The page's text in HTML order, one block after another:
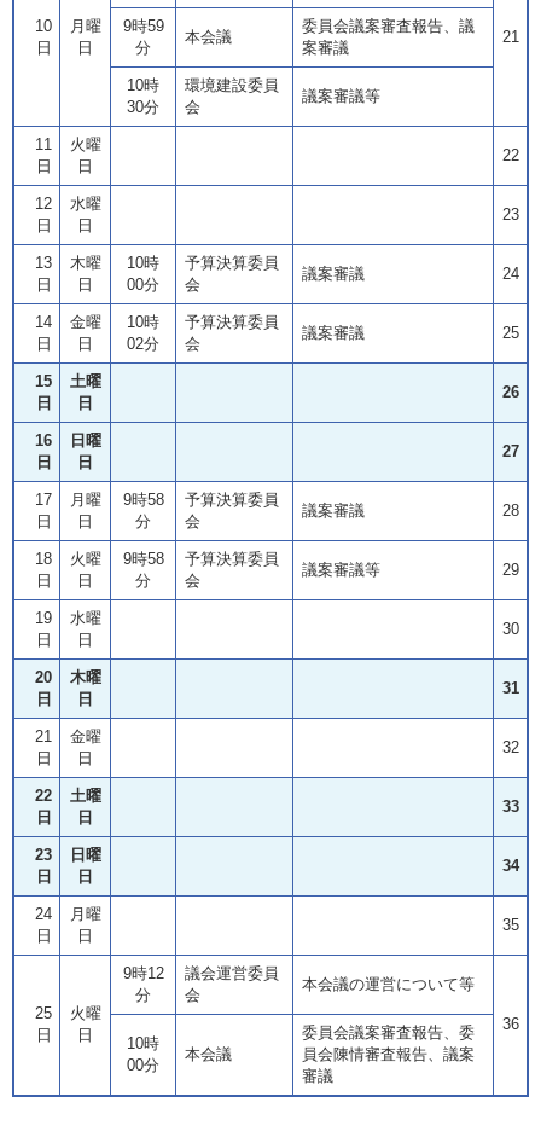
10
日
月曜
日
21
9時59
分
本会議
委員会議案審査報告、議
案審議
10時
30分
環境建設委員
会
議案審議等
11
日
火曜
日
22
12
日
水曜
日
23
13
日
木曜
日
10時
00分
予算決算委員
会
議案審議 24
14
日
金曜
日
10時
02分
予算決算委員
会
議案審議 25
15
日
土曜
日
26
16
日
日曜
日
27
17
日
月曜
日
9時58
分
予算決算委員
会
議案審議 28
18
日
火曜
日
9時58
分
予算決算委員
会
議案審議等 29
19
日
水曜
日
30
20
日
木曜
日
31
21
日
金曜
日
32
22
日
土曜
日
33
23
日
日曜
日
34
24
日
月曜
日
35
25
日
火曜
日
9時12
分
議会運営委員
会
本会議の運営について等
36
10時
00分
本会議
委員会議案審査報告、委
員会陳情審査報告、議案
審議